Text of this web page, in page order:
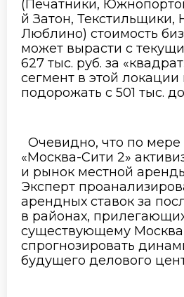
(Печатники,
й Затон, Текстильщики,
Люблино) стоимость
может вырасти с
627 тыс. руб. за
сегмент в этой
подорожать с 501 тыс.
Очевидно, что по мере
«Москва-Сити 2»
и рынок местной
Эксперт
арендных ставок за
в районах,
существующему
спрогнозировать
будущего делового